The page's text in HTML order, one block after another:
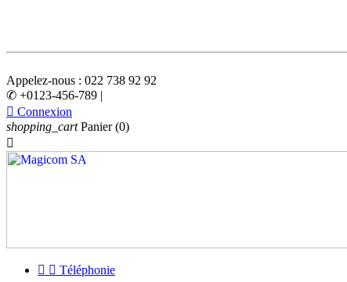
Appelez-nous : 022 738 92 92
✆ +0123-456-789 |
 Connexion
shopping_cart Panier (0)

  Téléphonie